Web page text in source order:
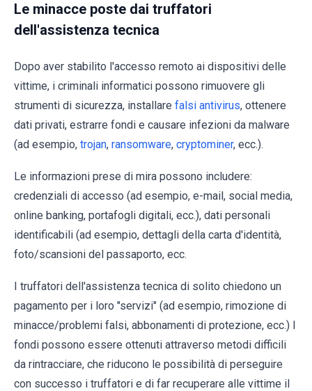
Le minacce poste dai truffatori
dell'assistenza tecnica
Dopo aver stabilito l'accesso remoto ai dispositivi delle
vittime, i criminali informatici possono rimuovere gli
strumenti di sicurezza, installare falsi antivirus, ottenere
dati privati, estrarre fondi e causare infezioni da malware
(ad esempio, trojan, ransomware, cryptominer, ecc.).
Le informazioni prese di mira possono includere:
credenziali di accesso (ad esempio, e-mail, social media,
online banking, portafogli digitali, ecc.), dati personali
identificabili (ad esempio, dettagli della carta d'identità,
foto/scansioni del passaporto, ecc.
I truffatori dell'assistenza tecnica di solito chiedono un
pagamento per i loro "servizi" (ad esempio, rimozione di
minacce/problemi falsi, abbonamenti di protezione, ecc.) I
fondi possono essere ottenuti attraverso metodi difficili
da rintracciare, che riducono le possibilità di perseguire
con successo i truffatori e di far recuperare alle vittime il